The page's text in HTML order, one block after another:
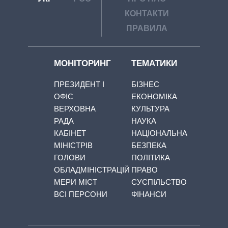
КОНТАКТИ
ПРАВИЛА
МОНІТОРИНГ
ПРЕЗИДЕНТ І
ОФІС
ВЕРХОВНА
РАДА
КАБІНЕТ
МІНІСТРІВ
ГОЛОВИ
ОБЛАДМІНІСТРАЦІЙ
МЕРИ МІСТ
ВСІ ПЕРСОНИ
ТЕМАТИКИ
БІЗНЕС
ЕКОНОМІКА
КУЛЬТУРА
НАУКА
НАЦІОНАЛЬНА
БЕЗПЕКА
ПОЛІТИКА
ПРАВО
СУСПІЛЬСТВО
ФІНАНСИ